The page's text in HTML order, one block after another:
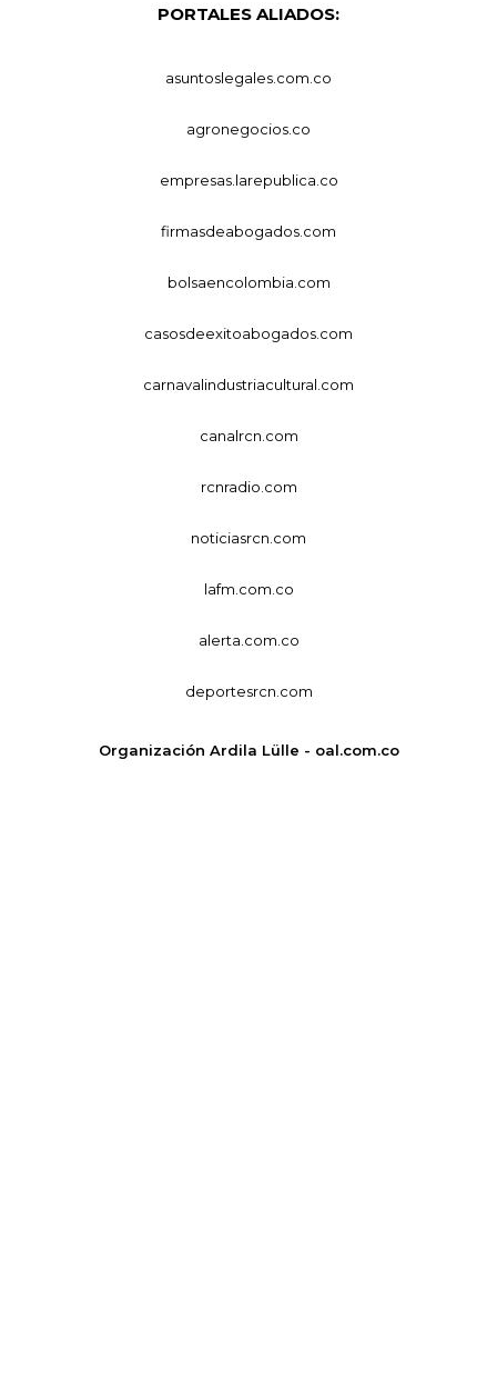
PORTALES ALIADOS:
asuntoslegales.com.co
agronegocios.co
empresas.larepublica.co
firmasdeabogados.com
bolsaencolombia.com
casosdeexitoabogados.com
carnavalindustriacultural.com
canalrcn.com
rcnradio.com
noticiasrcn.com
lafm.com.co
alerta.com.co
deportesrcn.com
Organización Ardila Lülle - oal.com.co